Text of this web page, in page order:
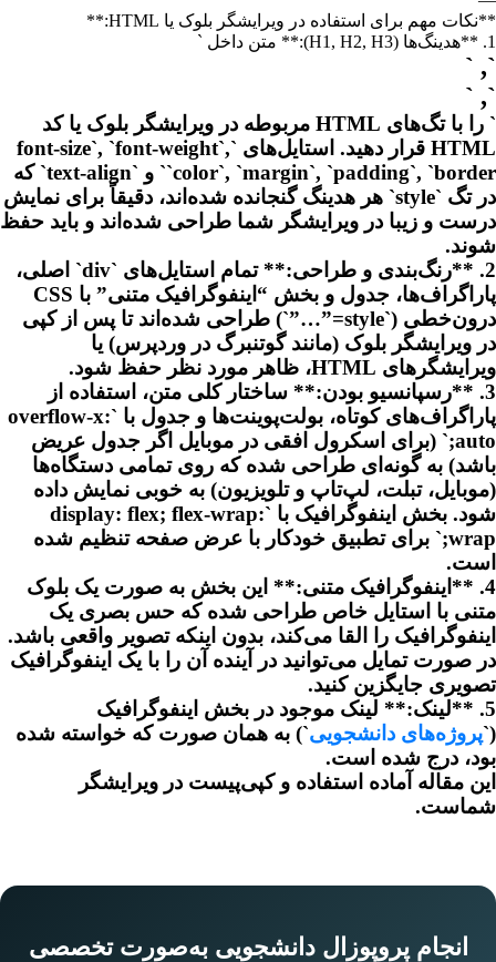
**نکات مهم برای استفاده در ویرایشگر بلوک یا HTML:**
1. **هدینگ‌ها (H1, H2, H3):** متن داخل `
`, `
`, `
` را با تگ‌های HTML مربوطه در ویرایشگر بلوک یا کد
HTML قرار دهید. استایل‌های `font-size`, `font-weight`,
`color`, `margin`, `padding`, `border` و `text-align` که
در تگ `style` هر هدینگ گنجانده شده‌اند، دقیقاً برای نمایش
درست و زیبا در ویرایشگر شما طراحی شده‌اند و باید حفظ
شوند.
2. **رنگ‌بندی و طراحی:** تمام استایل‌های `div` اصلی،
پاراگراف‌ها، جدول و بخش “اینفوگرافیک متنی” با CSS
درون‌خطی (`style=”…”`) طراحی شده‌اند تا پس از کپی
در ویرایشگر بلوک (مانند گوتنبرگ در وردپرس) یا
ویرایشگرهای HTML، ظاهر مورد نظر حفظ شود.
3. **رسپانسیو بودن:** ساختار کلی متن، استفاده از
پاراگراف‌های کوتاه، بولت‌پوینت‌ها و جدول با `overflow-x:
auto;` (برای اسکرول افقی در موبایل اگر جدول عریض
باشد) به گونه‌ای طراحی شده که روی تمامی دستگاه‌ها
(موبایل، تبلت، لپ‌تاپ و تلویزیون) به خوبی نمایش داده
شود. بخش اینفوگرافیک با `display: flex; flex-wrap:
wrap;` برای تطبیق خودکار با عرض صفحه تنظیم شده
است.
4. **اینفوگرافیک متنی:** این بخش به صورت یک بلوک
متنی با استایل خاص طراحی شده که حس بصری یک
اینفوگرافیک را القا می‌کند، بدون اینکه تصویر واقعی باشد.
در صورت تمایل می‌توانید در آینده آن را با یک اینفوگرافیک
تصویری جایگزین کنید.
5. **لینک:** لینک موجود در بخش اینفوگرافیک
(`پروژه‌های دانشجویی`) به همان صورت که خواسته شده
بود، درج شده است.
این مقاله آماده استفاده و کپی‌پیست در ویرایشگر
شماست.
انجام پروپوزال دانشجویی به‌صورت تخصصی